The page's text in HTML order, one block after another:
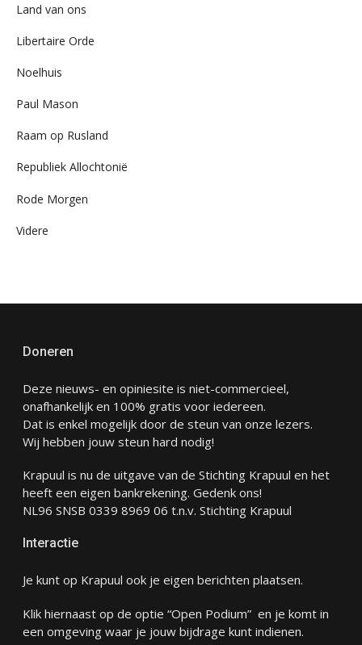
Land van ons
Libertaire Orde
Noelhuis
Paul Mason
Raam op Rusland
Republiek Allochtonië
Rode Morgen
Videre
Doneren
Deze nieuws- en opiniesite is niet-commercieel,
onafhankelijk en 100% gratis voor iedereen.
Dat is enkel mogelijk door de steun van onze lezers.
Wij hebben jouw steun hard nodig!
Krapuul is nu de uitgave van de Stichting Krapuul en het
heeft een eigen bankrekening. Gedenk ons!
NL96 SNSB 0339 8969 06 t.n.v. Stichting Krapuul
Interactie
Je kunt op Krapuul ook je eigen berichten plaatsen.
Klik hiernaast op de optie “Open Podium” en je komt in
een omgeving waar je jouw bijdrage kunt indienen.